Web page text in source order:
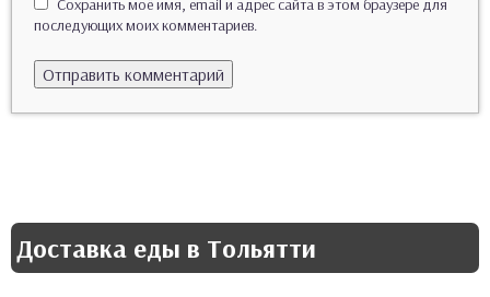
Сохранить моё имя, email и адрес сайта в этом браузере для
последующих моих комментариев.
Доставка еды в Тольятти